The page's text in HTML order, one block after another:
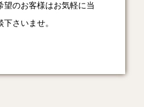
望のお客様はお気軽に当
さいませ。